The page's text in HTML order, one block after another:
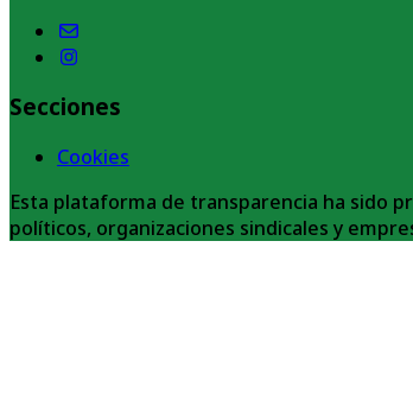
Secciones
Cookies
Esta plataforma de transparencia ha sido
políticos, organizaciones sindicales y